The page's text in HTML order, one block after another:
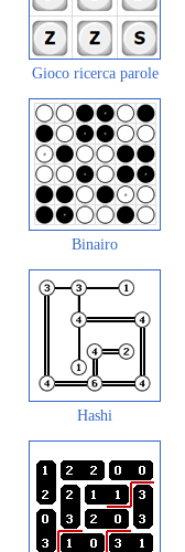
Gioco ricerca parole
Binairo
Hashi